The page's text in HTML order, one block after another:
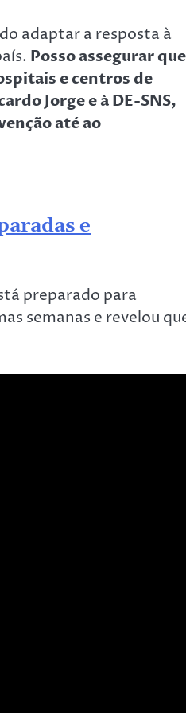
adaptar a resposta à
Posso assegurar que
e centros de
Jorge e à DE-SNS,
até ao
e
preparado para
semanas e revelou